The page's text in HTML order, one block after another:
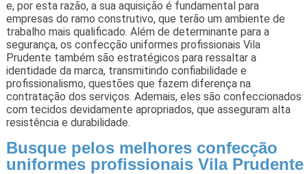
e, por esta razão, a sua aquisição é fundamental para
empresas do ramo construtivo, que terão um ambiente de
trabalho mais qualificado. Além de determinante para a
segurança, os confecção uniformes profissionais Vila
Prudente também são estratégicos para ressaltar a
identidade da marca, transmitindo confiabilidade e
profissionalismo, questões que fazem diferença na
contratação dos serviços. Ademais, eles são confeccionados
com tecidos devidamente apropriados, que asseguram alta
resistência e durabilidade.
Busque pelos melhores confecção
uniformes profissionais Vila Prudente